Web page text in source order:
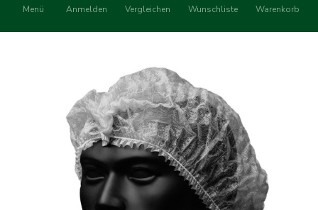
Menü Anmelden Vergleichen Wunschliste Warenkorb